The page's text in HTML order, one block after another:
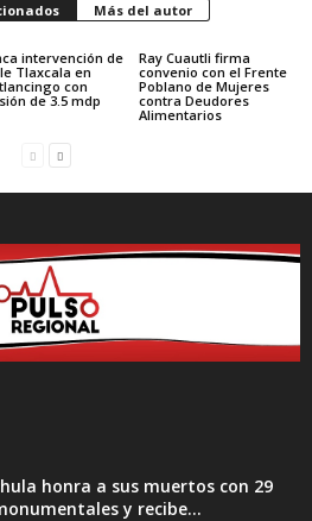
Más del autor
intervención de
Tlaxcala en
con
de 3.5 mdp
Ray Cuautli firma
convenio con el Frente
Poblano de Mujeres
contra Deudores
Alimentarios
honra a sus muertos con 29
y recibe...